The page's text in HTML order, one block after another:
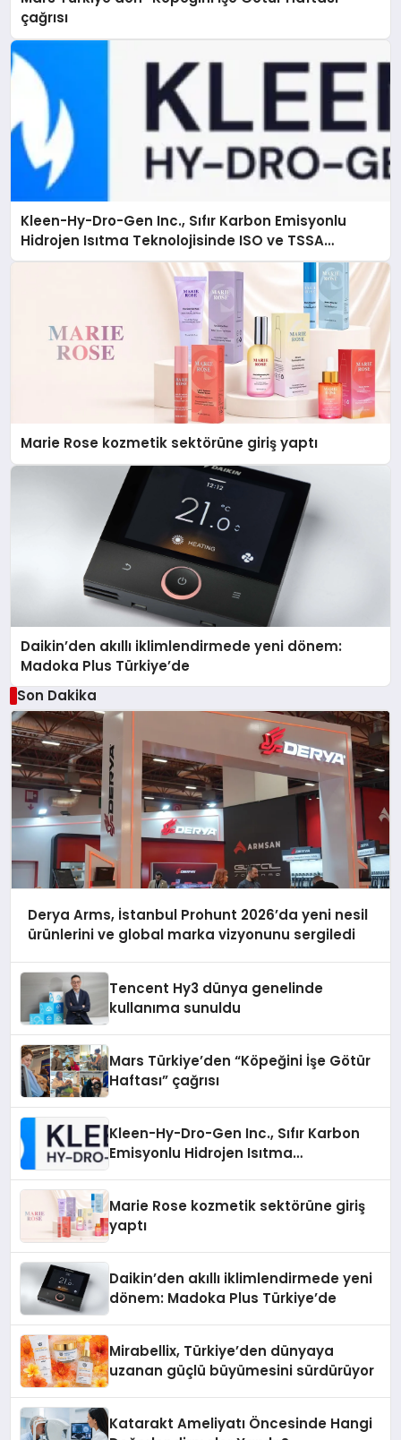
çağrısı
Kleen-Hy-Dro-Gen Inc., Sıfır Karbon Emisyonlu
Hidrojen Isıtma Teknolojisinde ISO ve TSSA
Düzenleyici Onaylarını Aldı
Marie Rose kozmetik sektörüne giriş yaptı
Daikin’den akıllı iklimlendirmede yeni dönem:
Madoka Plus Türkiye’de
Son Dakika
Derya Arms, İstanbul Prohunt 2026’da yeni nesil
ürünlerini ve global marka vizyonunu sergiledi
Tencent Hy3 dünya genelinde
kullanıma sunuldu
Mars Türkiye’den “Köpeğini İşe Götür
Haftası” çağrısı
Kleen-Hy-Dro-Gen Inc., Sıfır Karbon
Emisyonlu Hidrojen Isıtma
Marie Rose kozmetik sektörüne giriş
yaptı
Daikin’den akıllı iklimlendirmede yeni
dönem: Madoka Plus Türkiye’de
Mirabellix, Türkiye’den dünyaya
uzanan güçlü büyümesini sürdürüyor
Katarakt Ameliyatı Öncesinde Hangi